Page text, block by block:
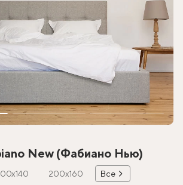
New (Фабиано Нью)
200х160 Все